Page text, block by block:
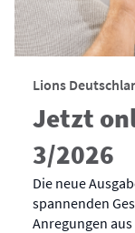
Lions
Jetzt
3/2026
Die neue
spannenden
Anregungen